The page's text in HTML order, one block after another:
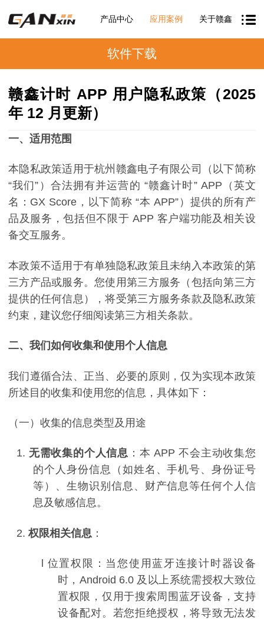
产品中心 应用案例 关于赣鑫
软件下载
赣鑫计时 APP 用户隐私政策（2025
年 12 月更新）
一、适用范围
本隐私政策适用于杭州赣鑫电子有限公司（以下简称
“我们” ）合法拥有并运营的 “赣鑫计时” APP （英文
名： GX Score ，以下简称“本APP” ）提供的所有产
品及服务，包括但不限于 APP 客户端功能及相关设
备交互服务。
本政策不适用于有单独隐私政策且未纳入本政策的第
三方产品或服务。您使用第三方服务（包括向第三方
提供的任何信息），将受第三方服务条款及隐私政策
约束，建议您仔细阅读第三方相关条款。
二、我们如何收集和使用个人信息
我们遵循合法、正当、必要的原则，仅为实现本政策
所述目的收集和使用您的信息，具体如下：
（一）收集的信息类型及用途
1. 无需收集的个人信息 ：本 APP不会主动收集您
的个人身份信息（如姓名、手机号、身份证号
等）、生物识别信息、财产信息等任何个人信
息及敏感信息。
2.权限相关信息 ：
位置权限：当您使用蓝牙连接计时器设备
时， Android 6.0 及以上系统需授权大致位
置权限，仅用于搜索周围蓝牙设备，支持
设备配对。若您拒绝授权，将导致无法发